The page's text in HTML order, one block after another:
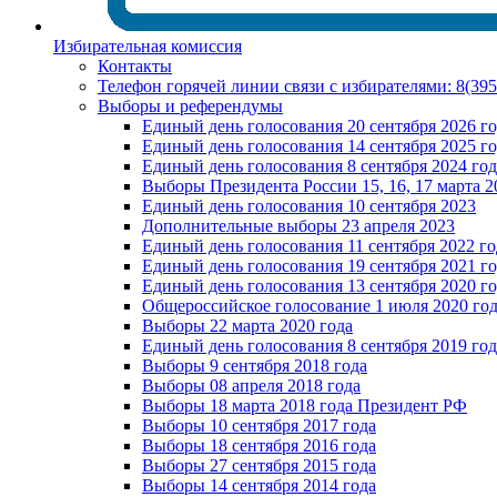
Избирательная комиссия
Контакты
Телефон горячей линии связи с избирателями:
Выборы и референдумы
Единый день голосования 20 сентября 2026
Единый день голосования 14 сентября 2025
Единый день голосования 8 сентября 2024
Выборы Президента России 15, 16, 17 марта
Единый день голосования 10 сентября 2023
Дополнительные выборы 23 апреля 2023
Единый день голосования 11 сентября 2022
Единый день голосования 19 сентября 2021
Единый день голосования 13 сентября 2020
Общероссийское голосование 1 июля 2020
Выборы 22 марта 2020 года
Единый день голосования 8 сентября 2019
Выборы 9 сентября 2018 года
Выборы 08 апреля 2018 года
Выборы 18 марта 2018 года Президент РФ
Выборы 10 сентября 2017 года
Выборы 18 сентября 2016 года
Выборы 27 сентября 2015 года
Выборы 14 сентября 2014 года